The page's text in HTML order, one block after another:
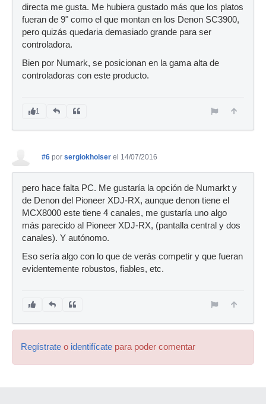
directa me gusta. Me hubiera gustado más que los platos
fueran de 9" como el que montan en los Denon SC3900,
pero quizás quedaria demasiado grande para ser
controladora.
Bien por Numark, se posicionan en la gama alta de
controladoras con este producto.
1
#6 por sergiokhoiser el 14/07/2016
pero hace falta PC. Me gustaría la opción de Numarkt y
de Denon del Pioneer XDJ-RX, aunque denon tiene el
MCX8000 este tiene 4 canales, me gustaría uno algo
más parecido al Pioneer XDJ-RX, (pantalla central y dos
canales). Y autónomo.
Eso sería algo con lo que de verás competir y que fueran
evidentemente robustos, fiables, etc.
Regístrate o identifícate para poder comentar